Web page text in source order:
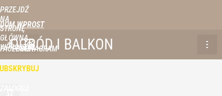
PRZEJDŹ
NA
STRONĘ
GŁÓWNĄ
WPROST.PL
DOM WPROST
FACEBOOKINSTAGRAM
OGRÓD I BALKON